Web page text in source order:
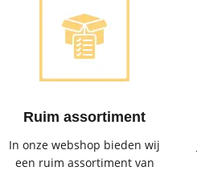
Ruim assortiment
In onze webshop bieden wij
een ruim assortiment van